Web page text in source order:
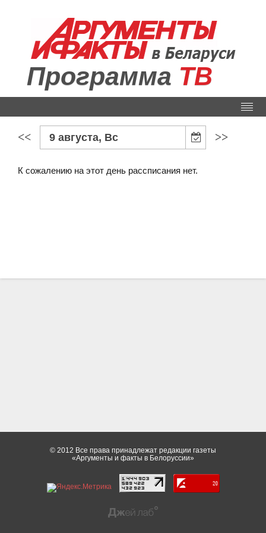
Программа ТВ
<< 9 августа, Вс >>
К сожалению на этот день рассписания нет.
© 2012 Все права принадлежат редакции газеты
«Аргументы и факты в Белоруссии»